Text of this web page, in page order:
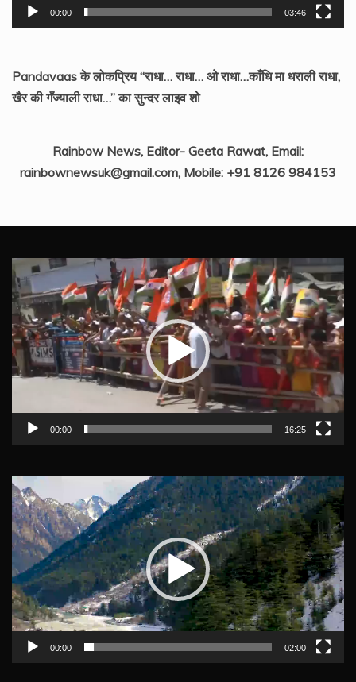
00:00 03:46
Pandavaas के लोकप्रिय “राधा… राधा… ओ राधा…काँधि मा धराली राधा,
खैर की गँज्याली राधा…” का सुन्दर लाइव शो
Rainbow News, Editor- Geeta Rawat, Email:
rainbownewsuk@gmail.com, Mobile: +91 8126 984153
Video
Player
00:00 16:25
Video
Player
00:00 02:00